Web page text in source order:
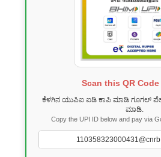
Scan this QR
ಕೆಳಗಿನ ಯುಪಿಐ ಐಡಿ ಕಾಪಿ ಮಾಡಿ ಗೂಗಲ್
ಮಾಡಿ.
Copy the UPI ID below and pay via